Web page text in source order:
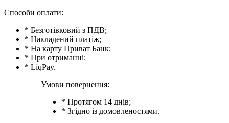
Способи оплати:
* Безготівковий з ПДВ;
* Накладений платіж;
* На карту Приват Банк;
* При отриманні;
* LiqPay.
Умови повернення:
* Протягом 14 днів;
* Згідно із домовленостями.